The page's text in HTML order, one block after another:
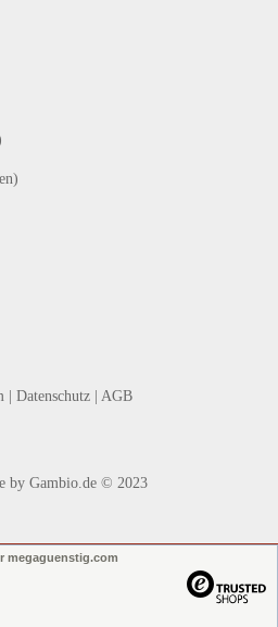
| Datenschutz | AGB
by Gambio.de © 2023
megaguenstig.com